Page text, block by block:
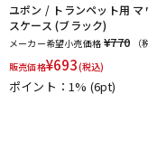
ユポン / トランペット用 マ
スケース (ブラック)
メーカー希望小売価格 ¥770
（
販売価格¥693(税込)
ポイント：1% (6pt)